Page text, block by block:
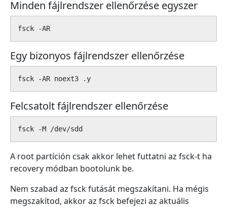
Minden fájlrendszer ellenőrzése egyszer
fsck -AR
Egy bizonyos fájlrendszer ellenőrzése
fsck -AR noext3 .y
Felcsatolt fájlrendszer ellenőrzése
fsck -M /dev/sdd
A root partíción csak akkor lehet futtatni az fsck-t ha
recovery módban bootolunk be.
Nem szabad az fsck futását megszakítani. Ha mégis
megszakítod, akkor az fsck befejezi az aktuális